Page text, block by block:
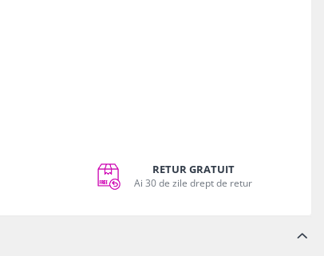
RETUR GRATUIT
Ai 30 de zile drept de retur